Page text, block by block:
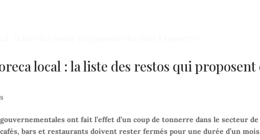
local : la liste des restos qui proposent
ont fait l’effet d’un coup de tonnerre dans le secteur de
bars et restaurants doivent rester fermés pour une durée d’un